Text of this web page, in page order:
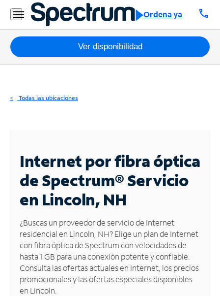
Ordena ya call
Residencial
Business
Paquetes
Internet
Business
Contáctanos
Inglés
Administrar
cuenta
Encuentra
una
tienda
Ver disponibilidad
Todas las ubicaciones
Internet por fibra óptica
de Spectrum®Servicio
en Lincoln, NH
¿Buscas un proveedor de servicio de Internet
residencial en Lincoln, NH? Elige un plan de Internet
con fibra óptica de Spectrum con velocidades de
hasta 1 GB para una conexión potente y confiable.
Consulta las ofertas actuales en Internet, los precios
promocionales y las ofertas especiales disponibles
en Lincoln.